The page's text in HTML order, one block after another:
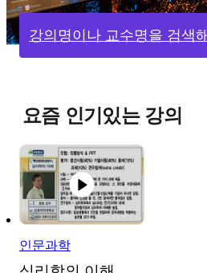
강의명이나 교수명을 검색
요즘 인기있는 강의
인문과학